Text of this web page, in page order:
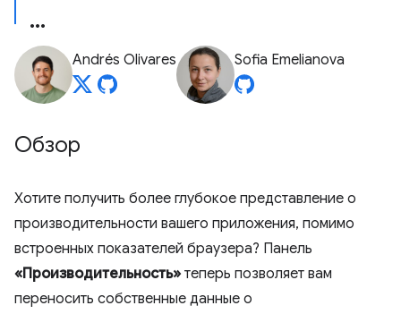
Andrés Olivares Sofia Emelianova
Обзор
Хотите получить более глубокое представление о
производительности вашего приложения, помимо
встроенных показателей браузера? Панель
«Производительность» теперь позволяет вам
переносить собственные данные о